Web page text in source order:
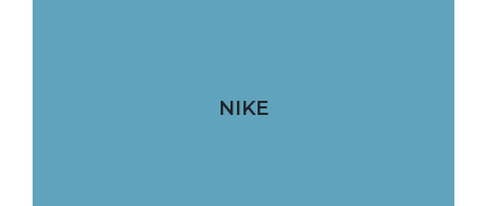
NIKE